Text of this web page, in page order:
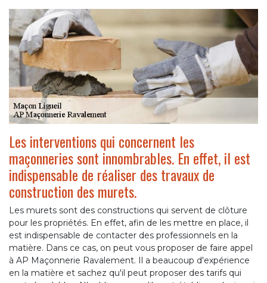
Les interventions qui concernent les
maçonneries sont innombrables. En effet, il est
indispensable de réaliser des travaux de
construction des murets.
Les murets sont des constructions qui servent de clôture
pour les propriétés. En effet, afin de les mettre en place, il
est indispensable de contacter des professionnels en la
matière. Dans ce cas, on peut vous proposer de faire appel
à AP Maçonnerie Ravalement. Il a beaucoup d'expérience
en la matière et sachez qu'il peut proposer des tarifs qui